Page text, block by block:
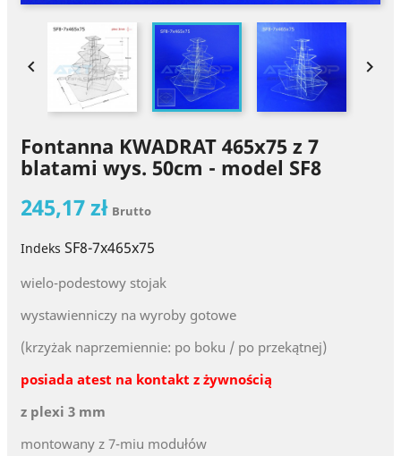
 
Fontanna KWADRAT 465x75 z 7
blatami wys. 50cm - model SF8
245,17 zł Brutto
Indeks SF8-7x465x75
wielo-podestowy stojak
wystawienniczy na wyroby gotowe
(krzyżak naprzemiennie: po boku / po przekątnej)
posiada atest na kontakt z żywnością
z plexi 3 mm
montowany z 7-miu modułów